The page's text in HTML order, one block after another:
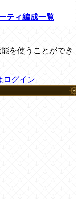
ティ編成一覧
を使うことができ
ログイン